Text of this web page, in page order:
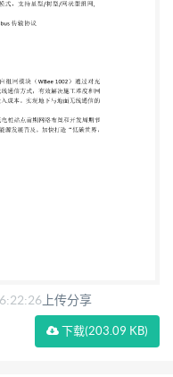
5，6 路可自定义 AD
统采用无线 433m 无
过对充 电桩终端，进
现有线转无线通信方
号覆盖问题，并提高
上传分享
下载(203.09 KB)